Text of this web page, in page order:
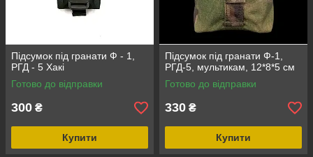
Підсумок під гранати Ф - 1,
РГД - 5 Хакі
Готово до відправки
300 ₴
Купити
Підсумок під гранати Ф-1,
РГД-5, мультикам, 12*8*5 см
Готово до відправки
330 ₴
Купити